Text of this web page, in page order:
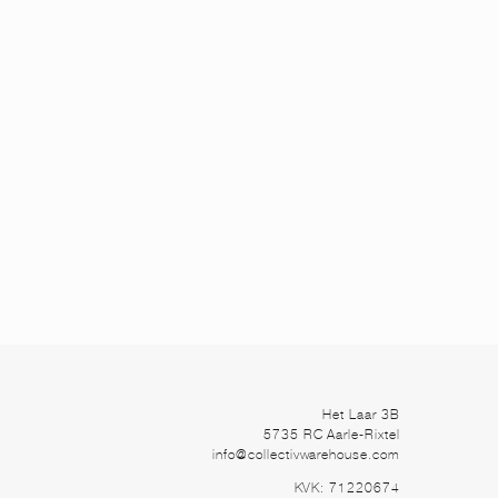
Het Laar 3B
5735 RC Aarle-Rixtel
info@collectivwarehouse.com
KVK: 71220674